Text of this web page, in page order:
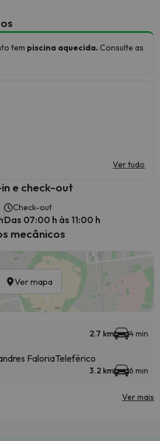
tem piscina aquecida. Consulte as
Ver tudo
e check-out
Check-out
Das 07:00 h às 11:00 h
mecânicos
Ver mapa
2.7 km 4 min
FaloriaTeleférico
3.2 km 6 min
Ver mais